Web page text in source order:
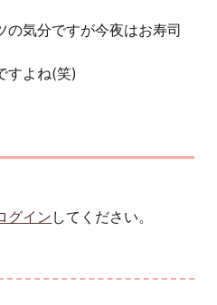
の気分ですが今夜はお寿司
すよね(笑)
グイン してください。